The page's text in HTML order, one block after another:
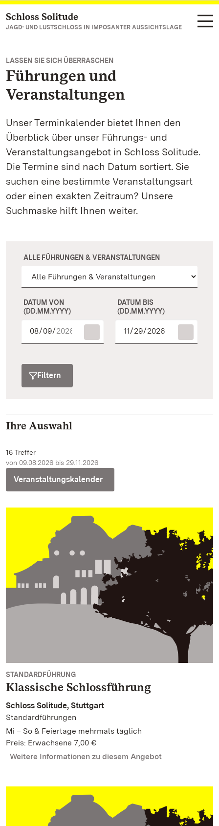
Zum Hauptinhalt springen
Schloss Solitude
JAGD- UND LUSTSCHLOSS IN IMPOSANTER AUSSICHTSLAGE
LASSEN SIE SICH ÜBERRASCHEN
Führungen und
Veranstaltungen
Unser Terminkalender bietet Ihnen den
Überblick über unser Führungs- und
Veranstaltungsangebot in Schloss Solitude.
Die Termine sind nach Datum sortiert. Sie
suchen eine bestimmte Veranstaltungsart
oder einen exakten Zeitraum? Unsere
Suchmaske hilft Ihnen weiter.
ALLE FÜHRUNGEN & VERANSTALTUNGEN
DATUM VON
(DD.MM.YYYY)
DATUM BIS
(DD.MM.YYYY)
Filtern
Ihre Auswahl
16 Treffer
von 09.08.2026 bis 29.11.2026
Veranstaltungskalender
STANDARDFÜHRUNG
Klassische Schlossführung
Schloss Solitude, Stuttgart
Standardführungen
Mi – So & Feiertage mehrmals täglich
Preis: Erwachsene 7,00 €
Weitere Informationen zu diesem Angebot